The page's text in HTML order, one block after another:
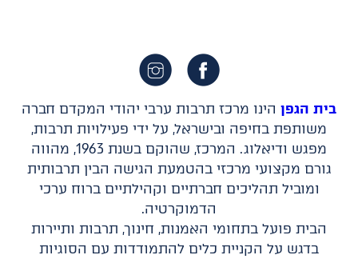
בית הגפןהינו מרכז תרבות ערבי יהודי המקדם חברה
משותפת בחיפה ובישראל, על ידי פעילויות תרבות,
מפגש ודיאלוג. המרכז, שהוקם בשנת 1963, מהווה
גורם מקצועי מרכזי בהטמעת הגישה הבין תרבותית
ומוביל תהליכים חברתיים וקהילתיים ברוח ערכי
הדמוקרטיה.
הבית פועל בתחומי האמנות, חינוך, תרבות ותיירות
בדגש על הקניית כלים להתמודדות עם הסוגיות